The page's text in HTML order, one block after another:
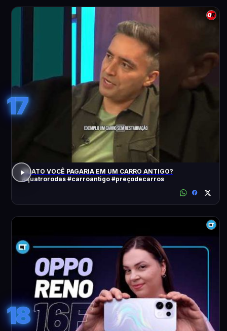
17
QUATO VOCÊ PAGARIA EM UM CARRO ANTIGO?
#quatrorodas #carroantigo #preçodecarros
18